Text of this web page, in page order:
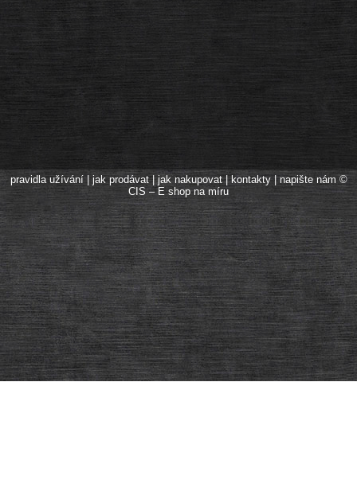
pravidla užívání| jak prodávat|jak nakupovat|kontakty|napište nám ©
CIS – E shop na míru